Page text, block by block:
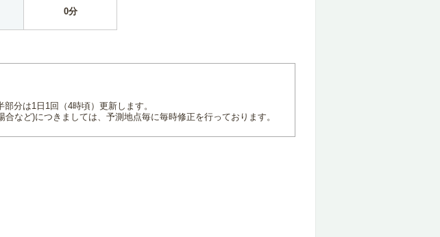
0分
分は1日1回（4時頃）更新します。
など)につきましては、予測地点毎に毎時修正を行っております。